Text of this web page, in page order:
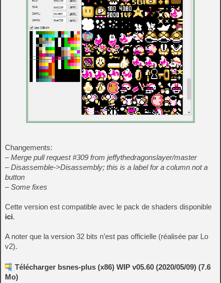
Changements:
– Merge pull request #309 from jeffythedragonslayer/master
– Disassemble->Disassembly; this is a label for a column not a
button
– Some fixes
Cette version est compatible avec le pack de shaders disponible
ici.
A noter que la version 32 bits n’est pas officielle (réalisée par Lo
v2).
Télécharger bsnes-plus (x86) WIP v05.60 (2020/05/09) (7.6
Mo)